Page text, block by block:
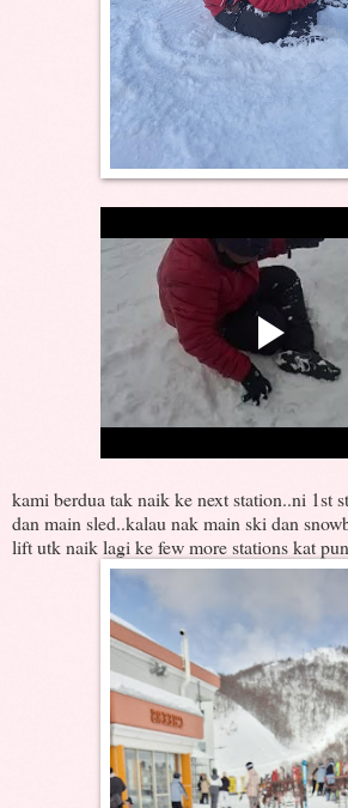
kami berdua tak naik ke next station..ni 1st
dan main sled..kalau nak main ski dan
lift utk naik lagi ke few more stations kat